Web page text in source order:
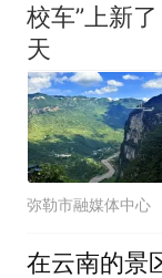
校车”上新
天
弥勒市融媒体中心
在云南的景